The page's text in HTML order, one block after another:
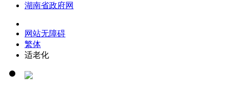
湖南省政府网
网站无障碍
繁体
适老化